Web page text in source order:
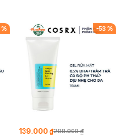
% -53%
139.000 ₫298.000 ₫